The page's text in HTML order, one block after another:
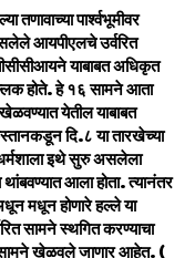
पार्श्वभूमीवर
आयपीएलचे उर्वरित
याबाबत अधिकृत
होते. हे १६ सामने आता
येतील याबाबत
दि.८ या तारखेच्या
इथे सुरु असलेला
आला होता. त्यानंतर
मधून होणारे हल्ले या
सामने स्थगित करण्याचा
खेळवले जाणार आहेत. (